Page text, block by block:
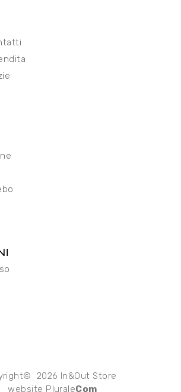
2026 In&Out Store
website PluraleCom